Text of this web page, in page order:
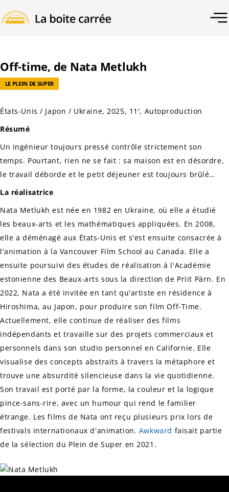
Off-time, de Nata Metlukh
LE PLEIN DE SUPER
États-Unis / Japon / Ukraine, 2025, 11', Autoproduction
Résumé
Un ingénieur toujours pressé contrôle strictement son
temps. Pourtant, rien ne se fait : sa maison est en désordre,
le travail déborde et le petit déjeuner est toujours brûlé…
La réalisatrice
Nata Metlukh est née en 1982 en Ukraine, où elle a étudié
les beaux-arts et les mathématiques appliquées. En 2008,
elle a déménagé aux États-Unis et s'est ensuite consacrée à
l'animation à la Vancouver Film School au Canada. Elle a
ensuite poursuivi des études de réalisation à l'Académie
estonienne des Beaux-arts sous la direction de Priit Pärn. En
2022, Nata a été invitée en tant qu'artiste en résidence à
Hiroshima, au Japon, pour produire son filmOff-Time.
Actuellement, elle continue de réaliser des films
indépendants et travaille sur des projets commerciaux et
personnels dans son studio personnel en Californie. Elle
visualise des concepts abstraits à travers la métaphore et
trouve une absurdité silencieuse dans la vie quotidienne.
Son travail est porté par la forme, la couleur et la logique
pince-sans-rire, avec un humour qui rend le familier
étrange. Les films de Nata ont reçu plusieurs prix lors de
festivals internationaux d'animation. Awkward faisait partie
de la sélection du Plein de Super en 2021.